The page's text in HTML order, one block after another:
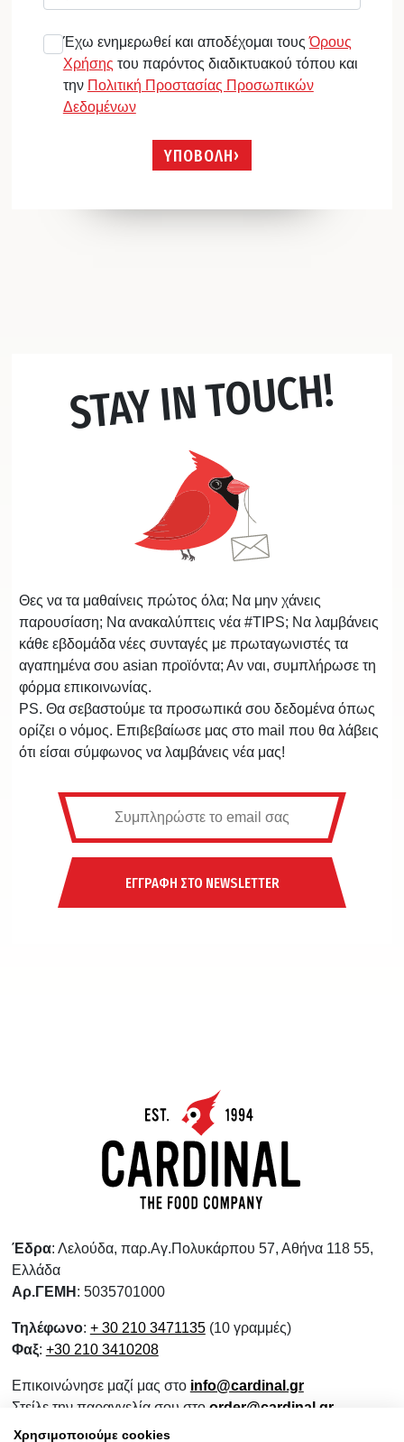
Έχω ενημερωθεί και αποδέχομαι τουςΌρους
Χρήσης του παρόντος διαδικτυακού τόπου και
την Πολιτική Προστασίας Προσωπικών
Δεδομένων
ΥΠΟΒΟΛΗ
STAY IN TOUCH!
Θες να τα μαθαίνεις πρώτος όλα; Να μην χάνεις
παρουσίαση; Να ανακαλύπτεις νέα #TIPS; Να λαμβάνεις
κάθε εβδομάδα νέες συνταγές με πρωταγωνιστές τα
αγαπημένα σου asian προϊόντα; Αν ναι, συμπλήρωσε τη
φόρμα επικοινωνίας.
PS. Θα σεβαστούμε τα προσωπικά σου δεδομένα όπως
ορίζει ο νόμος. Επιβεβαίωσε μας στο mail που θα λάβεις
ότι είσαι σύμφωνος να λαμβάνεις νέα μας!
ΕΓΓΡΑΦΗ ΣΤΟ NEWSLETTER
Έδρα: Λελούδα, παρ.Αγ.Πολυκάρπου 57, Αθήνα 118 55,
Ελλάδα
Αρ.ΓΕΜΗ : 5035701000
Τηλέφωνο: + 30 210 3471135(10 γραμμές)
Φαξ: +30 210 3410208
Επικοινώνησε μαζί μας στο info@cardinal.gr
Στείλε την παραγγελία σου στο order@cardinal.gr
Για αγορές λιανικής
www.wokshop.gr
Χρησιμοποιούμε cookies